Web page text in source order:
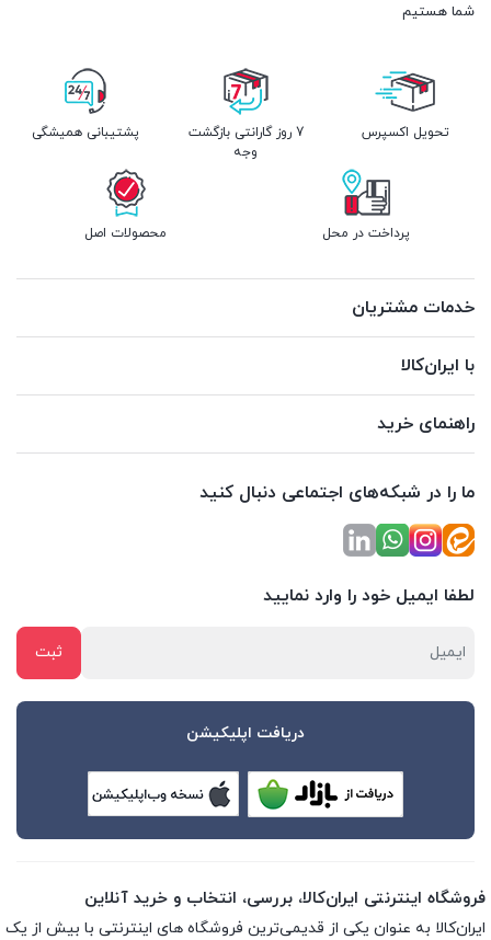
شما هستیم
تحویل اکسپرس
7 روز گارانتی بازگشت
وجه
پشتیبانی همیشگی
پرداخت در محل محصولات اصل
خدمات مشتریان
با ایران‌کالا
راهنمای خرید
ما را در شبکه‌های اجتماعی دنبال کنید
لطفا ایمیل خود را وارد نمایید
دریافت اپلیکیشن
فروشگاه اینترنتی ایران‌کالا، بررسی، انتخاب و خرید آنلاین
ایران‌کالا به عنوان یکی از قدیمی‌ترین فروشگاه های اینترنتی با بیش از یک